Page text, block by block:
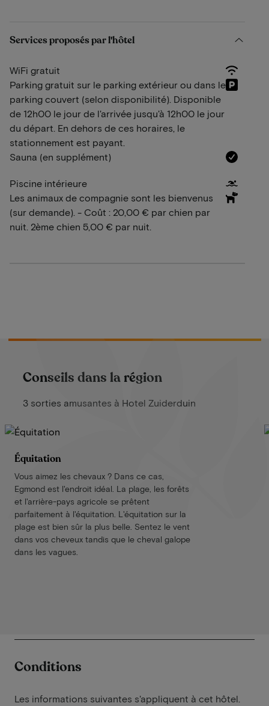
Services proposés par l'hôtel
WiFi gratuit
Parking gratuit sur le parking extérieur ou dans le
parking couvert (selon disponibilité). Disponible
de 12h00 le jour de l'arrivée jusqu'à 12h00 le jour
du départ. En dehors de ces horaires, le
stationnement est payant.
Sauna (en supplément)
Piscine intérieure
Les animaux de compagnie sont les bienvenus
(sur demande). - Coût : 20,00 € par chien par
nuit. 2ème chien 5,00 € par nuit.
Conseils dans la région
3 sorties amusantes à Hotel Zuiderduin
Équitation
Vous aimez les chevaux ? Dans ce cas,
Egmond est l'endroit idéal. La plage, les forêts
et l'arrière-pays agricole se prêtent
parfaitement à l'équitation. L'équitation sur la
plage est bien sûr la plus belle. Sentez le vent
dans vos cheveux tandis que le cheval galope
dans les vagues.
Conditions
Les informations suivantes s'appliquent à cet hôtel.